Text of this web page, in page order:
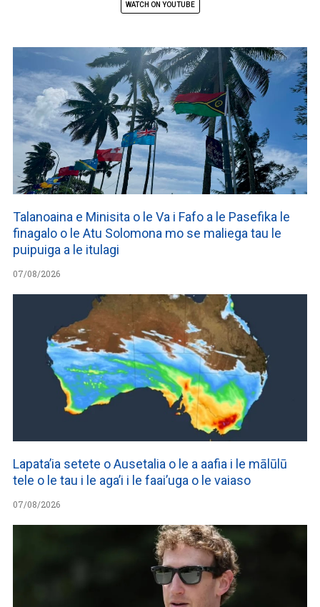
WATCH ON YOUTUBE
Talanoaina e Minisita o le Va i Fafo a le Pasefika le
finagalo o le Atu Solomona mo se maliega tau le
puipuiga a le itulagi
07/08/2026
Lapata’ia setete o Ausetalia o le a aafia i le mālūlū
tele o le tau i le aga’i i le faai’uga o le vaiaso
07/08/2026